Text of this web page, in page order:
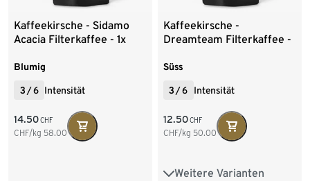
Kaffeekirsche - Sidamo
Acacia Filterkaffee - 1x
Blumig
3 /6 Intensität
14.50CHF
CHF/kg 58.00
Kaffeekirsche -
Dreamteam Filterkaffee -
Süss
3 /6 Intensität
12.50CHF
CHF/kg 50.00
Weitere Varianten
250 g Ganze Bohne